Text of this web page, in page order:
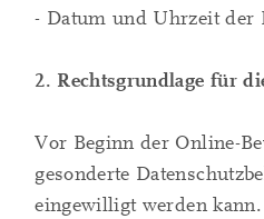
- Datum und Uhrzeit der
2. Rechtsgrundlage für
Vor Beginn der Online-
gesonderte
eingewilligt werden